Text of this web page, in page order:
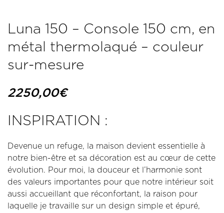
Luna 150 – Console 150 cm, en
métal thermolaqué – couleur
sur-mesure
2250,00€
INSPIRATION :
Devenue un refuge, la maison devient essentielle à
notre bien-être et sa décoration est au cœur de cette
évolution. Pour moi, la douceur et l’harmonie sont
des valeurs importantes pour que notre intérieur soit
aussi accueillant que réconfortant, la raison pour
laquelle je travaille sur un design simple et épuré,